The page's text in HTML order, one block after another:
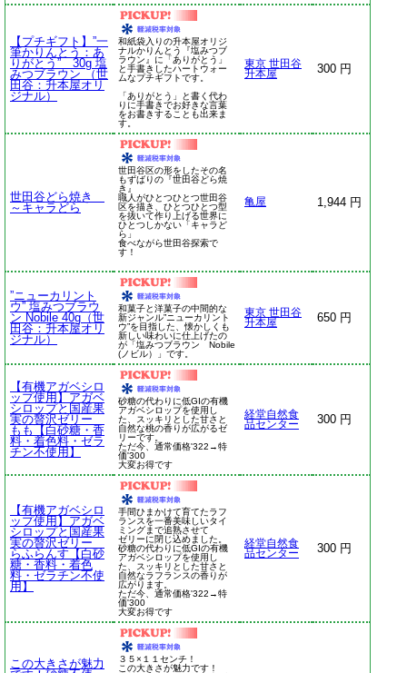
【プチギフト】”一
筆かりんとう：あ
りがとう” 30g 塩
みつブラウン （世
田谷：升本屋オリ
ジナル）
和紙袋入りの升本屋オリジ
ナルかりんとう『塩みつブ
ラウン』に「ありがとう」
と手書きしたハートウォー
ムなプチギフトです。
「ありがとう」と書く代わ
りに手書きでお好きな言葉
をお書きすることも出来ま
す。
東京 世田谷
升本屋
300 円
世田谷どら焼き
～キャラどら
世田谷区の形をしたその名
もずばりの『世田谷どら焼
き』
職人がひとつひとつ世田谷
区を描き、ひとつひとつ型
を抜いて作り上げる世界に
ひとつしかない「キャラど
ら」
食べながら世田谷探索で
す！
亀屋 1,944 円
”ニューカリント
ウ” 塩みつブラウ
ン Nobile 40g（世
田谷：升本屋オリ
ジナル）
和菓子と洋菓子の中間的な
新ジャンル”ニューカリント
ウ”を目指した、懐かしくも
新しい味わいに仕上げたの
が「塩みつブラウン Nobile
(ノビル）」です。
東京 世田谷
升本屋
650 円
【有機アガベシロ
ップ使用】アガベ
シロップと国産果
実の贅沢ゼリー
もも【白砂糖・香
料・着色料・ゼラ
チン不使用】
砂糖の代わりに低GIの有機
アガベシロップを使用し
た、スッキリとした甘さと
自然な桃の香りが広がるゼ
リーです。
ただ今、通常価格'322→特
価'300
大変お得です
経堂自然食
品センター
300 円
【有機アガベシロ
ップ使用】アガベ
シロップと国産果
実の贅沢ゼリー
らふらんす【白砂
糖・香料・着色
料・ゼラチン不使
用】
手間ひまかけて育てたラフ
ランスを一番美味しいタイ
ミングまで追熟させて
ゼリーに閉じ込めました。
砂糖の代わりに低GIの有機
アガベシロップを使用し
た、スッキリとした甘さと
自然なラフランスの香りが
広がります。
ただ今、通常価格'322→特
価'300
大変お得です
経堂自然食
品センター
300 円
この大きさが魅力
３５×１１センチ！
この大きさが魅力です！